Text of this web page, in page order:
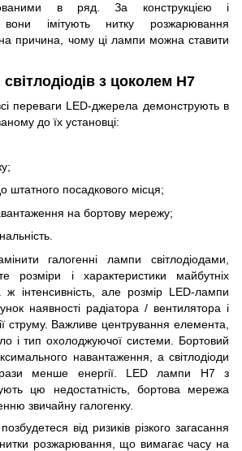
в ряд. За конструкцією і
вони імітують нитку розжарювання
причина, чому ці лампи можна ставити
з цоколем Н7
переваги LED-джерела демонструють в
до їх установці:
штатного посадкового місця;
на бортову мережу;
галогенні лампи світлодіодами,
розміри і характеристики майбутніх
ж інтенсивність, але розмір LED-лампи
наявності радіатора / вентилятора і
струму. Важливе центрування елемента,
і тип охолоджуючої системи. Бортовий
навантаження, а світлодіоди
менше енергії. LED лампи H7 з
цю недостатність, бортова мережа
звичайну галогенку.
від ризиків різкого загасання
розжарювання, що вимагає часу на